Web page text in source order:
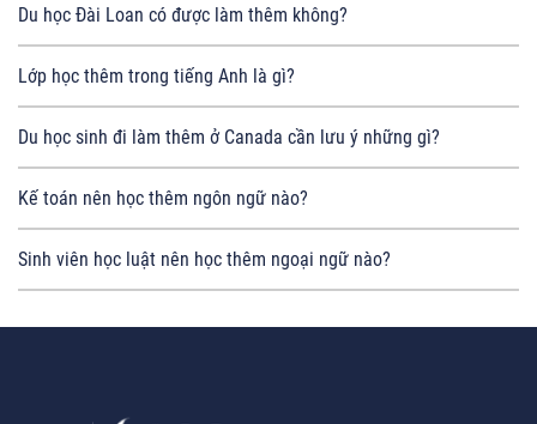
Du học Đài Loan có được làm thêm không?
Lớp học thêm trong tiếng Anh là gì?
Du học sinh đi làm thêm ở Canada cần lưu ý những gì?
Kế toán nên học thêm ngôn ngữ nào?
Sinh viên học luật nên học thêm ngoại ngữ nào?